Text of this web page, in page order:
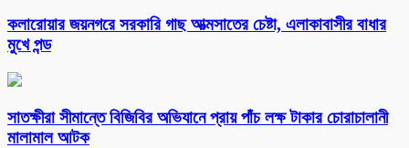
কলারোয়ার জয়নগরে সরকারি গাছ আত্মসাতের চেষ্টা, এলাকাবাসীর বাধার
মুখে পন্ড
সাতক্ষীরা সীমান্তে বিজিবির অভিযানে প্রায় পাঁচ লক্ষ টাকার চোরাচালানী
মালামাল আটক